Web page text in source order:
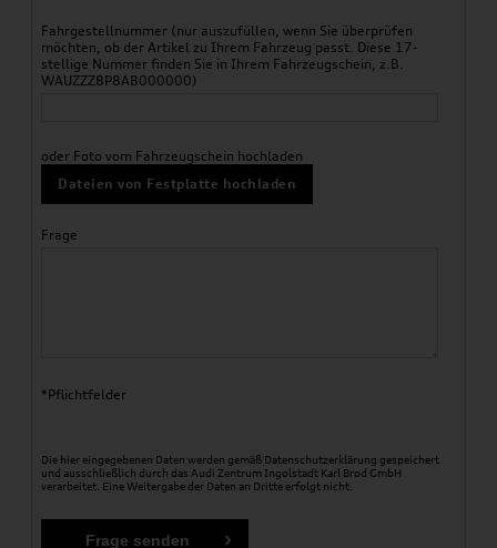
Fahrgestellnummer (nur auszufüllen, wenn Sie überprüfen
möchten, ob der Artikel zu Ihrem Fahrzeug passt. Diese 17-
stellige Nummer finden Sie in Ihrem Fahrzeugschein, z.B.
WAUZZZ8P8AB000000)
oder Foto vom Fahrzeugschein hochladen
Dateien von Festplatte hochladen
Frage
*Pflichtfelder
Die hier eingegebenen Daten werden gemäß Datenschutzerklärung gespeichert
und ausschließlich durch das Audi Zentrum Ingolstadt Karl Brod GmbH
verarbeitet. Eine Weitergabe der Daten an Dritte erfolgt nicht.